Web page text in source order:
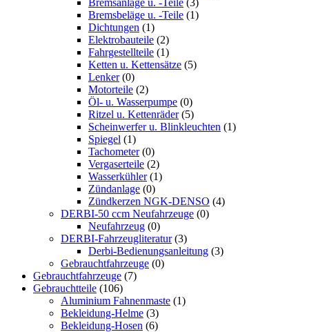
Bremsanlage u. -Teile (3)
Bremsbeläge u. -Teile (1)
Dichtungen (1)
Elektrobauteile (2)
Fahrgestellteile (1)
Ketten u. Kettensätze (5)
Lenker (0)
Motorteile (2)
Öl- u. Wasserpumpe (0)
Ritzel u. Kettenräder (5)
Scheinwerfer u. Blinkleuchten (1)
Spiegel (1)
Tachometer (0)
Vergaserteile (2)
Wasserkühler (1)
Zündanlage (0)
Zündkerzen NGK-DENSO (4)
DERBI-50 ccm Neufahrzeuge (0)
Neufahrzeug (0)
DERBI-Fahrzeugliteratur (3)
Derbi-Bedienungsanleitung (3)
Gebrauchtfahrzeuge (0)
Gebrauchtfahrzeuge (7)
Gebrauchtteile (106)
Aluminium Fahnenmaste (1)
Bekleidung-Helme (3)
Bekleidung-Hosen (6)